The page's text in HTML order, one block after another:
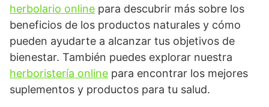
herbolario online para descubrir más sobre los
beneficios de los productos naturales y cómo
pueden ayudarte a alcanzar tus objetivos de
bienestar. También puedes explorar nuestra
herboristería online para encontrar los mejores
suplementos y productos para tu salud.